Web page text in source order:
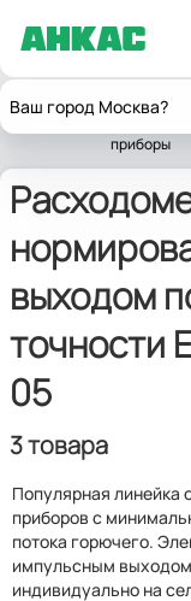
Ваш город Москва?
Главная
Контрольно-
приборы
выходом
точности
05
3 товара
Популярная линейка
приборов с
потока горючего.
импульсным выходом
индивидуально на